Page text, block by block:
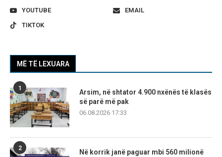
YOUTUBE
EMAIL
TIKTOK
MË TË LEXUARA
1
Arsim, në shtator 4.900 nxënës të klasës
së parë më pak
06.08.2026 17:33
2
Në korrik janë paguar mbi 560 milionë